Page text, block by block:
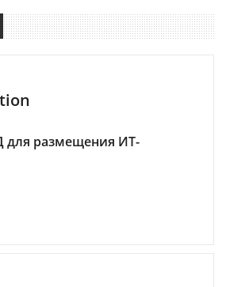
для размещения ИТ-